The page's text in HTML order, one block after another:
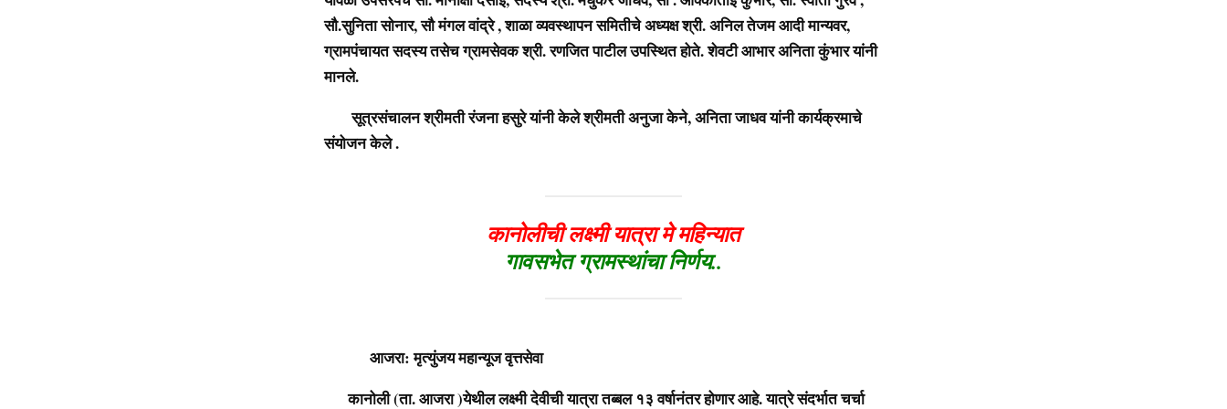
सौ.सुनिता सोनार, सौ मंगल वांद्रे , शाळा व्यवस्थापन समितीचे अध्यक्ष श्री. अनिल तेजम आदी मान्यवर,
ग्रामपंचायत सदस्य तसेच ग्रामसेवक श्री. रणजित पाटील उपस्थित होते. शेवटी आभार अनिता कुंभार यांनी
मानले.
सूत्रसंचालन श्रीमती रंजना हसुरे यांनी केले श्रीमती अनुजा केने, अनिता जाधव यांनी कार्यक्रमाचे
संयोजन केले .
कानोलीची लक्ष्मी यात्रा मे महिन्यात
गावसभेत ग्रामस्थांचा निर्णय..
आजरा: मृत्युंजय महान्यूज वृत्तसेवा
कानोली (ता. आजरा )येथील लक्ष्मी देवीची यात्रा तब्बल १३ वर्षानंतर होणार आहे. यात्रे संदर्भात चर्चा